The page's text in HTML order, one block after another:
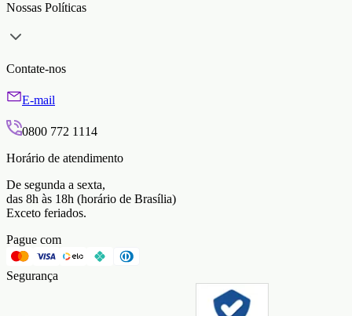
Nossas Políticas
Contate-nos
E-mail
0800 772 1114
Horário de atendimento
De segunda a sexta,
das 8h às 18h (horário de Brasília)
Exceto feriados.
Pague com
Segurança